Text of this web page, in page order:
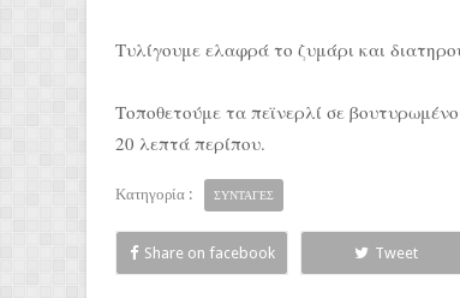
Τυλίγουμε ελαφρά το ζυμάρι και
Τοποθετούμε τα πεϊνερλί σε
20 λεπτά περίπου.
Κατηγορία : ΣΥΝΤΑΓΕΣ
Share on facebook Tweet